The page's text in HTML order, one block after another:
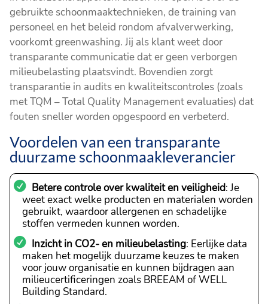
gebruikte schoonmaaktechnieken, de training van
personeel en het beleid rondom afvalverwerking,
voorkomt greenwashing. Jij als klant weet door
transparante communicatie dat er geen verborgen
milieubelasting plaatsvindt. Bovendien zorgt
transparantie in audits en kwaliteitscontroles (zoals
met TQM – Total Quality Management evaluaties) dat
fouten sneller worden opgespoord en verbeterd.
Voordelen van een transparante
duurzame schoonmaakleverancier
Betere controle over kwaliteit en veiligheid: Je
weet exact welke producten en materialen worden
gebruikt, waardoor allergenen en schadelijke
stoffen vermeden kunnen worden.
Inzicht in CO2- en milieubelasting: Eerlijke data
maken het mogelijk duurzame keuzes te maken
voor jouw organisatie en kunnen bijdragen aan
milieucertificeringen zoals BREEAM of WELL
Building Standard.